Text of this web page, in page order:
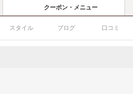
クーポン・メニュー
スタイル ブログ 口コミ